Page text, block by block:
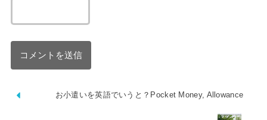
お小遣いを英語でいうと？Pocket Money, Allowance